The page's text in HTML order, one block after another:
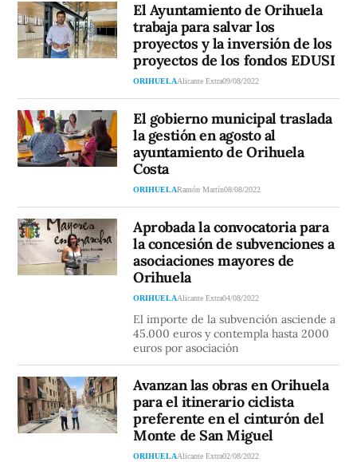
El Ayuntamiento de Orihuela
trabaja para salvar los
proyectos y la inversión de los
proyectos de los fondos EDUSI
ORIHUELAAlicante Extra09/08/2022
El gobierno municipal traslada
la gestión en agosto al
ayuntamiento de Orihuela
Costa
ORIHUELARamón Martín08/08/2022
Aprobada la convocatoria para
la concesión de subvenciones a
asociaciones mayores de
Orihuela
ORIHUELAAlicante Extra04/08/2022
El importe de la subvención asciende a
45.000 euros y contempla hasta 2000
euros por asociación
Avanzan las obras en Orihuela
para el itinerario ciclista
preferente en el cinturón del
Monte de San Miguel
ORIHUELAAlicante Extra02/08/2022